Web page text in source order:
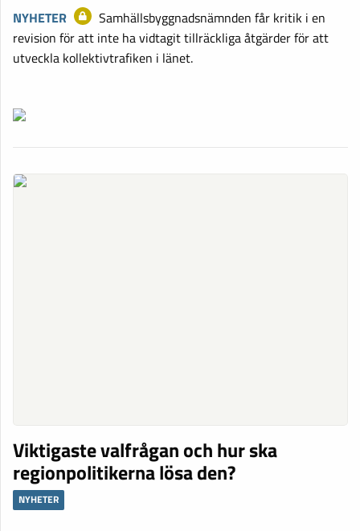
NYHETER
Samhällsbyggnadsnämnden får kritik i en
revision för att inte ha vidtagit tillräckliga åtgärder för att
utveckla kollektivtrafiken i länet.
Viktigaste valfrågan och hur ska
regionpolitikerna lösa den?
NYHETER